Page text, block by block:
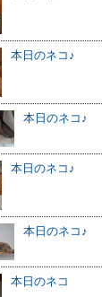
本日のネコ♪
本日のネコ♪
本日のネコ♪
本日のネコ♪
本日のネコ